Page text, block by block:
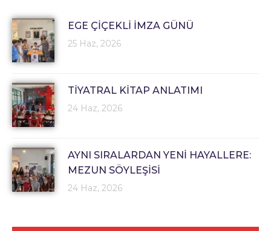
EGE ÇİÇEKLİ İMZA GÜNÜ
25 Haz, 2026
TİYATRAL KİTAP ANLATIMI
24 Haz, 2026
AYNI SIRALARDAN YENİ HAYALLERE:
MEZUN SÖYLEŞİSİ
24 Haz, 2026